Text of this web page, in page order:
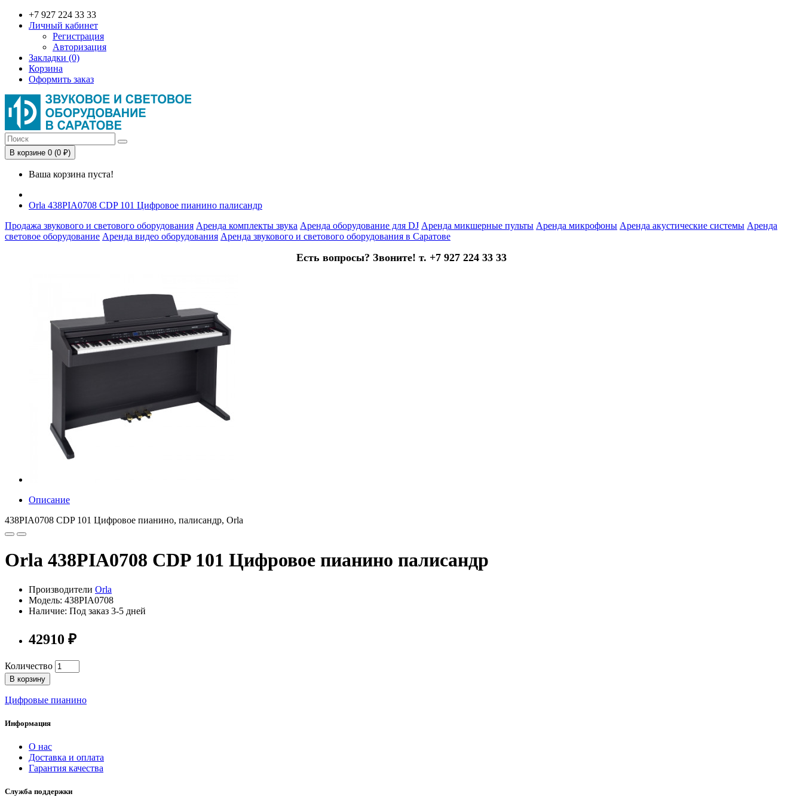
+7 927 224 33 33
Личный кабинет
Регистрация
Авторизация
Закладки (0)
Корзина
Оформить заказ
В корзине 0 (0 ₽)
Ваша корзина пуста!
Orla 438PIA0708 CDP 101 Цифровое пианино палисандр
Продажа звукового и светового оборудования Аренда комплекты звука Аренда оборудование для DJ Аренда микшерные пульты Аренда микрофоны Аренда акустические системы Аренда
световое оборудование Аренда видео оборудования Аренда звукового и светового оборудования в Саратове
Есть вопросы? Звоните! т. +7 927 224 33 33
Описание
438PIA0708 CDP 101 Цифровое пианино, палисандр, Orla
Orla 438PIA0708 CDP 101 Цифровое пианино палисандр
Производители Orla
Модель: 438PIA0708
Наличие: Под заказ 3-5 дней
42910 ₽
Количество
В корзину
Цифровые пианино
Информация
О нас
Доставка и оплата
Гарантия качества
Служба поддержки